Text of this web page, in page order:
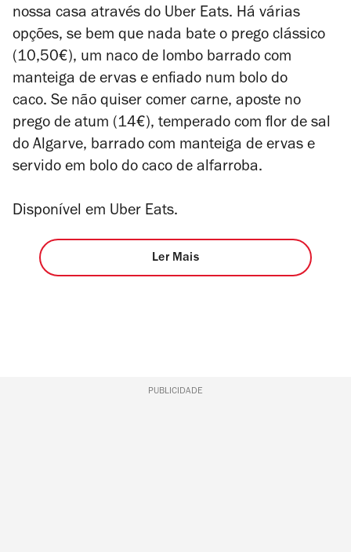
nossa casa através do Uber Eats. Há várias
opções, se bem que nada bate o prego clássico
(10,50€), um naco de lombo barrado com
manteiga de ervas e enfiado num bolo do
caco. Se não quiser comer carne, aposte no
prego de atum (14€), temperado com flor de sal
do Algarve, barrado com manteiga de ervas e
servido em bolo do caco de alfarroba.
Disponível em Uber Eats.
Ler Mais
PUBLICIDADE